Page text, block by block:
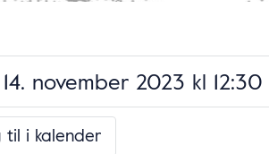
november 2023 kl 12:30
til i kalender